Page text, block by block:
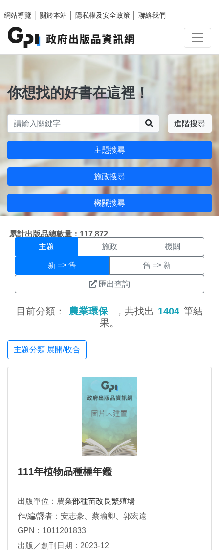
網站導覽
關於本站 隱私權及安全政策 聯絡我們
你想找的好書在這裡！
進階搜尋
主題搜尋
施政搜尋
機關搜尋
累計出版品總數量：117,872
主題搜尋結果頁面
主題 施政 機關
新 => 舊 舊 => 新
匯出查詢
目前分類： 農業環保 ，共找出 1404 筆結
果。
主題分類 展開/收合
111年植物品種權年鑑
出版單位： 農業部種苗改良繁殖場
作/編/譯者：安志豪、蔡瑜卿、郭宏遠
GPN：1011201833
出版／創刊日期：2023-12